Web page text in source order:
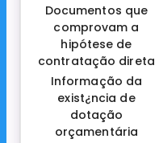
Documentos que
comprovam a
hipótese de
contratação direta
Informação da
exist¿ncia de
dotação
orçamentária